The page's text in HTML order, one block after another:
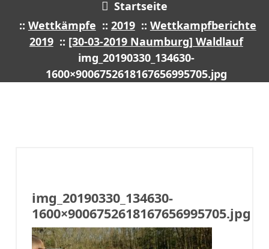
Startseite
:: Wettkämpfe :: 2019:: Wettkampfberichte
2019:: [30-03-2019 Naumburg] Waldlauf
img_20190330_134630-
1600×9006752618167656995705.jpg
img_20190330_134630-
1600×9006752618167656995705.jpg